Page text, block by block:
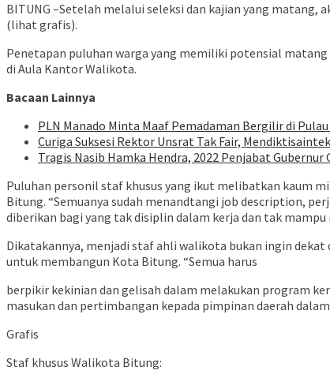
BITUNG –Setelah melalui seleksi dan kajian yang
(lihat grafis).
Penetapan puluhan warga yang memiliki potensial
di Aula Kantor Walikota.
Bacaan Lainnya
PLN Manado Minta Maaf Pemadaman Bergilir di
Curiga Suksesi Rektor Unsrat Tak Fair,
Tragis Nasib Hamka Hendra, 2022 Penjabat
Puluhan personil staf khusus yang ikut melibatkan kaum
Bitung. “Semuanya sudah menandtangi job description,
diberikan bagi yang tak disiplin dalam kerja dan tak
Dikatakannya, menjadi staf ahli walikota bukan ingin
untuk membangun Kota Bitung. “Semua harus
berpikir kekinian dan gelisah dalam melakukan program
masukan dan pertimbangan kepada pimpinan daerah
Grafis
Staf khusus Walikota Bitung: